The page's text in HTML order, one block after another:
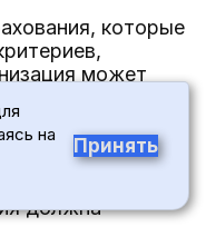
которые
может
описанный в
должна
на
Принять